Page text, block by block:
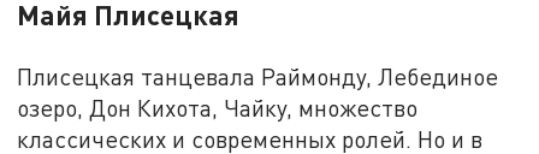
Майя Плисецкая
Плисецкая танцевала Раймонду, Лебединое
озеро, Дон Кихота, Чайку, множество
классических и современных ролей. Но и в